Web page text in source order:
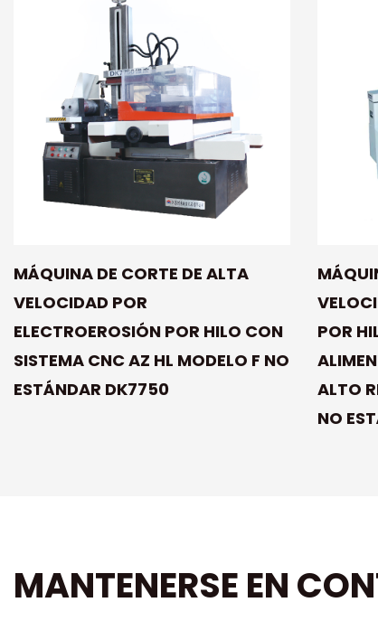
MÁQUINA DE CORTE DE ALTA
VELOCIDAD POR
ELECTROEROSIÓN POR HILO CON
SISTEMA CNC AZ HL MODELO F NO
ESTÁNDAR DK7750
POR
ALTO
NO
MANTENERSE EN